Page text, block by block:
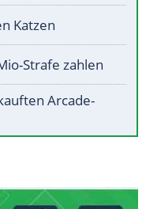
Katzen
Strafe zahlen
Arcade-